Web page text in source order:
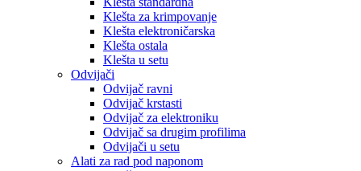
Klešta za krimpovanje
Klešta elektroničarska
Klešta ostala
Klešta u setu
Odvijači
Odvijač ravni
Odvijač krstasti
Odvijač za elektroniku
Odvijač sa drugim profilima
Odvijači u setu
Alati za rad pod naponom